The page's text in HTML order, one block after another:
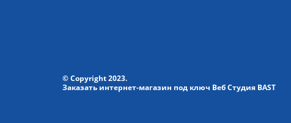
© Copyright 2023.
Заказать интернет-магазин под ключ Веб Студия BAST